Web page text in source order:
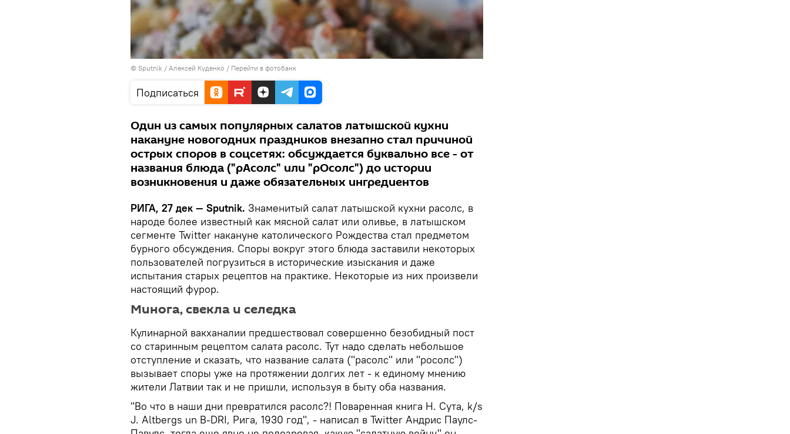
© Sputnik / Алексей Куденко / Перейти в фотобанк
Подписаться
Один из самых популярных салатов латышской кухни
накануне новогодних праздников внезапно стал причиной
острых споров в соцсетях: обсуждается буквально все - от
названия блюда ("рАсолс" или "рОсолс") до истории
возникновения и даже обязательных ингредиентов
РИГА, 27 дек — Sputnik. Знаменитый салат латышской кухни расолс, в
народе более известный как мясной салат или оливье, в латышском
сегменте Twitter накануне католического Рождества стал предметом
бурного обсуждения. Споры вокруг этого блюда заставили некоторых
пользователей погрузиться в исторические изыскания и даже
испытания старых рецептов на практике. Некоторые из них произвели
настоящий фурор.
Минога, свекла и селедка
Кулинарной вакханалии предшествовал совершенно безобидный пост
со старинным рецептом салата расолс. Тут надо сделать небольшое
отступление и сказать, что название салата ("расолс" или "росолс")
вызывает споры уже на протяжении долгих лет - к единому мнению
жители Латвии так и не пришли, используя в быту оба названия.
"Во что в наши дни превратился расолс?! Поваренная книга Н. Сута, k/s
J. Altbergs un B-DRI, Рига, 1930 год", - написал в Twitter Андрис Паулс-